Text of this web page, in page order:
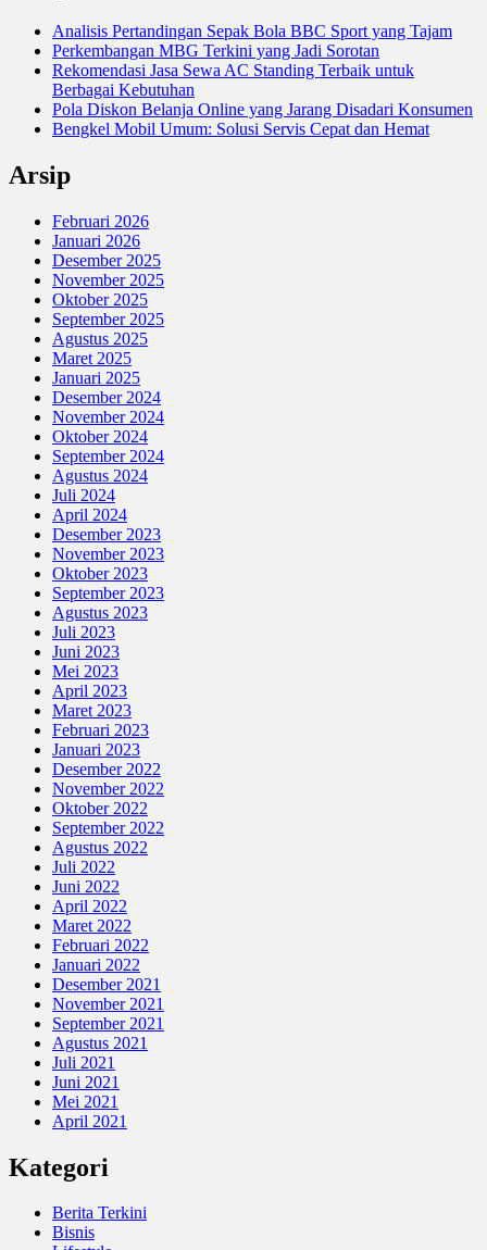
Analisis Pertandingan Sepak Bola BBC Sport yang Tajam
Perkembangan MBG Terkini yang Jadi Sorotan
Rekomendasi Jasa Sewa AC Standing Terbaik untuk
Berbagai Kebutuhan
Pola Diskon Belanja Online yang Jarang Disadari Konsumen
Bengkel Mobil Umum: Solusi Servis Cepat dan Hemat
Arsip
Februari 2026
Januari 2026
Desember 2025
November 2025
Oktober 2025
September 2025
Agustus 2025
Maret 2025
Januari 2025
Desember 2024
November 2024
Oktober 2024
September 2024
Agustus 2024
Juli 2024
April 2024
Desember 2023
November 2023
Oktober 2023
September 2023
Agustus 2023
Juli 2023
Juni 2023
Mei 2023
April 2023
Maret 2023
Februari 2023
Januari 2023
Desember 2022
November 2022
Oktober 2022
September 2022
Agustus 2022
Juli 2022
Juni 2022
April 2022
Maret 2022
Februari 2022
Januari 2022
Desember 2021
November 2021
September 2021
Agustus 2021
Juli 2021
Juni 2021
Mei 2021
April 2021
Kategori
Berita Terkini
Bisnis